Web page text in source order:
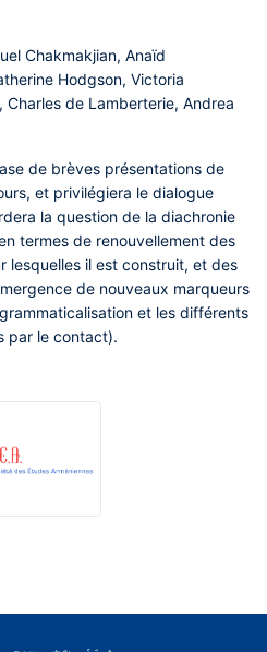
Chakmakjian, Anaïd
Hodgson, Victoria
Charles de Lamberterie, Andrea
de brèves présentations de
et privilégiera le dialogue
la question de la diachronie
termes de renouvellement des
lesquelles il est construit, et des
de nouveaux marqueurs
et les différents
par le contact).